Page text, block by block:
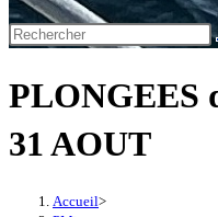
website
search
PLONGEES
31 AOUT
Accueil>